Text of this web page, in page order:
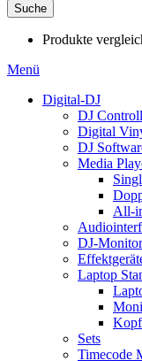
Suche
Produkte
Menü
Digital-DJ
DJ
Digital
DJ
Media
All-
DJ-
Laptop
Sets
Timecode